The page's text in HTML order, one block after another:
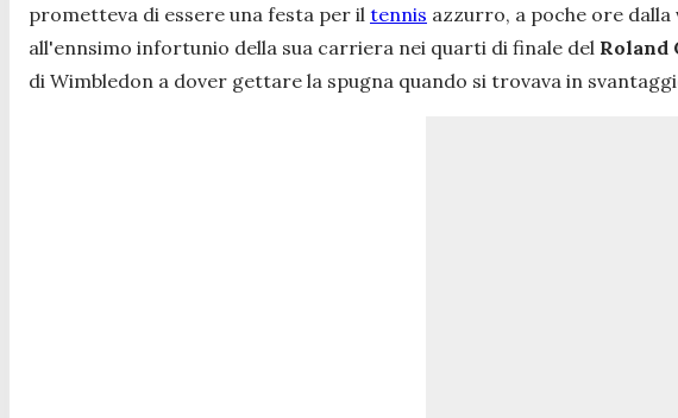
prometteva di essere una festa per il tennis azzurro, a poche ore
all'ennsimo infortunio della sua carriera nei quarti di finale del Roland
di Wimbledon a dover gettare la spugna quando si trovava in